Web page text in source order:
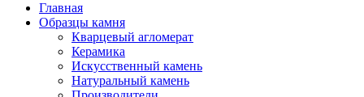
Главная
Образцы камня
Кварцевый агломерат
Керамика
Искусственный камень
Натуральный камень